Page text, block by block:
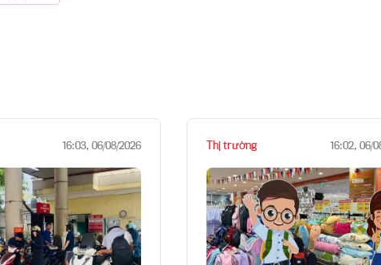
16:03, 06/08/2026 Thị trường 16:02, 06/